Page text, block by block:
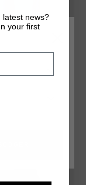
latest news?
your first